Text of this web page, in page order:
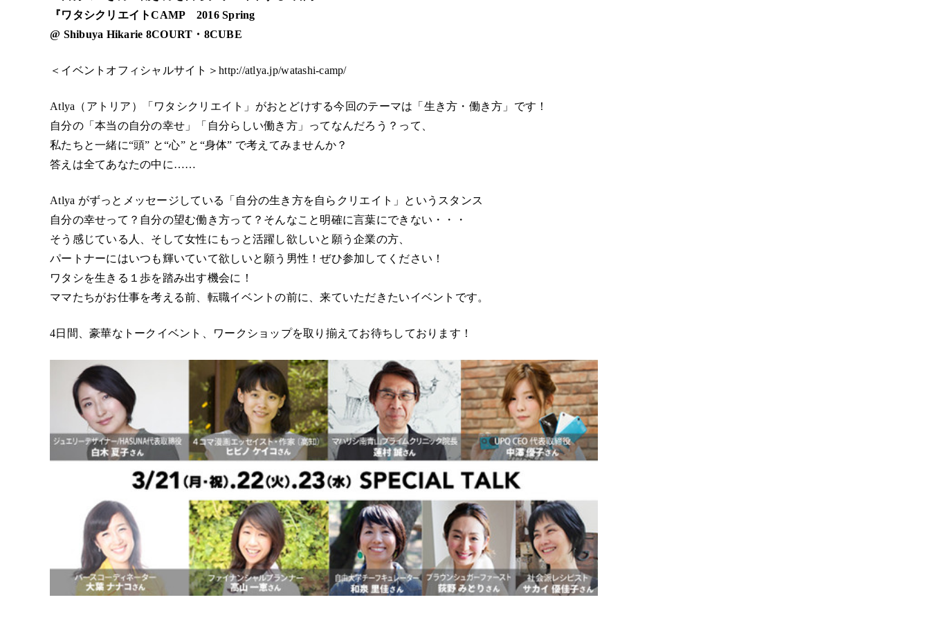
『ワタシクリエイトCAMP 2016 Spring
@ Shibuya Hikarie 8COURT・8CUBE
＜イベントオフィシャルサイト＞ http://atlya.jp/watashi-camp/
Atlya（アトリア）「ワタシクリエイト」がおとどけする今回のテーマは「生き方・働き方」です！
自分の「本当の自分の幸せ」「自分らしい働き方」ってなんだろう？って、
私たちと一緒に“頭” と“心” と“身体” で考えてみませんか？
答えは全てあなたの中に……
Atlya がずっとメッセージしている「自分の生き方を自らクリエイト」というスタンス
自分の幸せって？自分の望む働き方って？そんなこと明確に言葉にできない・・・
そう感じている人、そして女性にもっと活躍し欲しいと願う企業の方、
パートナーにはいつも輝いていて欲しいと願う男性！ぜひ参加してください！
ワタシを生きる１歩を踏み出す機会に！
ママたちがお仕事を考える前、転職イベントの前に、来ていただきたいイベントです。
4日間、豪華なトークイベント、ワークショップを取り揃えてお待ちしております！